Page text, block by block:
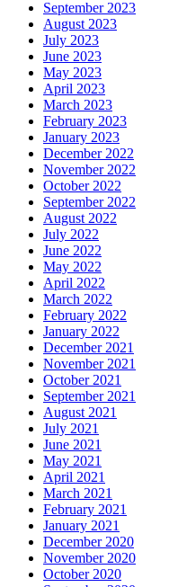
September 2023
August 2023
July 2023
June 2023
May 2023
April 2023
March 2023
February 2023
January 2023
December 2022
November 2022
October 2022
September 2022
August 2022
July 2022
June 2022
May 2022
April 2022
March 2022
February 2022
January 2022
December 2021
November 2021
October 2021
September 2021
August 2021
July 2021
June 2021
May 2021
April 2021
March 2021
February 2021
January 2021
December 2020
November 2020
October 2020